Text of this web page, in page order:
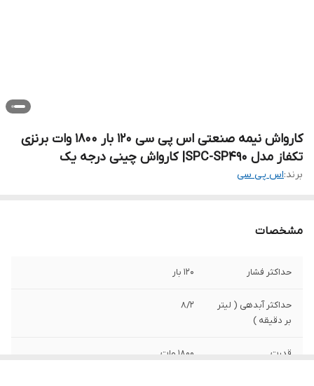
کارواش نیمه صنعتی اس پی سی 120 بار 1800 وات برنزی
تکفاز مدل SPC-SP490| کارواش چینی درجه یک
برند:اس پی سی
مشخصات
حداکثر فشار 120 بار
حداکثر آبدهی ( لیتر
بر دقیقه )
8/2
قدرت 1800 وات